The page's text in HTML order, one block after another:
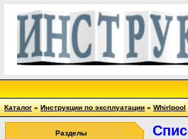
Каталог»Инструкции по эксплуатации»Whirlpool
Разделы